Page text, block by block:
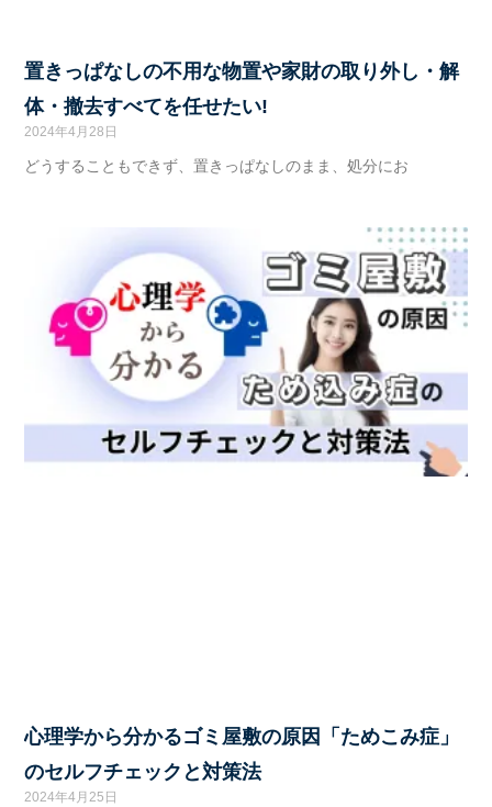
置きっぱなしの不用な物置や家財の取り外し・解
体・撤去すべてを任せたい!
2024年4月28日
どうすることもできず、置きっぱなしのまま、処分にお
心理学から分かるゴミ屋敷の原因「ためこみ症」
のセルフチェックと対策法
2024年4月25日